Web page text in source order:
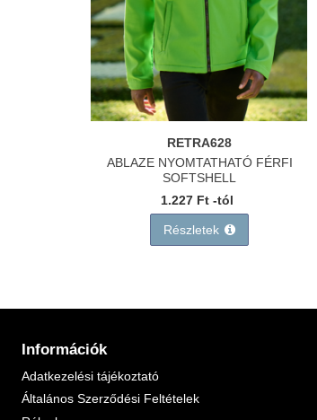
RETRA628
ABLAZE NYOMTATHATÓ FÉRFI
SOFTSHELL
1.227 Ft -tól
Részletek
Információk
Adatkezelési tájékoztató
Általános Szerződési Feltételek